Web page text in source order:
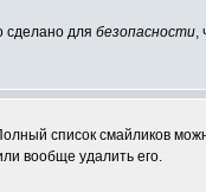
сделано для безопасности,
список смайликов
вообще удалить его.